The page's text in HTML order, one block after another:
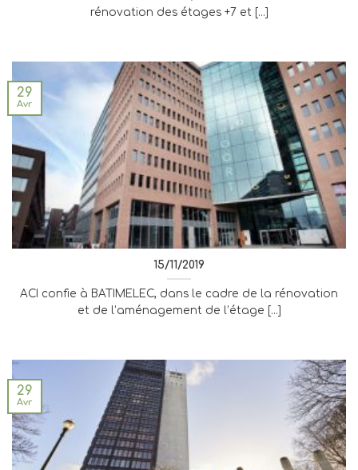
rénovation des étages +7 et [...]
15/11/2019
ACI confie à BATIMELEC, dans le cadre de la rénovation
et de l’aménagement de l’étage [...]
29
Avr
29
Avr